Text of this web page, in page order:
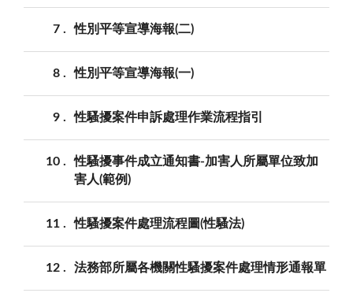
7 性別平等宣導海報(二)
8 性別平等宣導海報(一)
9 性騷擾案件申訴處理作業流程指引
10
性騷擾事件成立通知書-加害人所屬單位致加
害人(範例)
11 性騷擾案件處理流程圖(性騷法)
12 法務部所屬各機關性騷擾案件處理情形通報單